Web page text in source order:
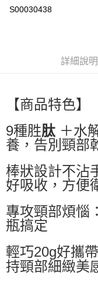
萊爾富取貨付款
每筆NT$60，滿
付款後萊爾富取貨
每筆NT$60，滿
7-11付款取貨
每筆NT$60，滿
付款後7-11取貨
宅配
S00030438
詳細說明
【商品特色】
9種胜肽 ＋水
養，告別頸部
棒狀設計不沾
好吸收，方便
專攻頸部煩惱
瓶搞定
輕巧20g好攜
持頸部細緻美